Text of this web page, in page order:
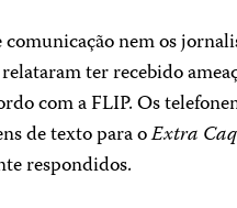
nem os
ter recebido
com a FLIP. Os
de texto para oExtra
respondidos.